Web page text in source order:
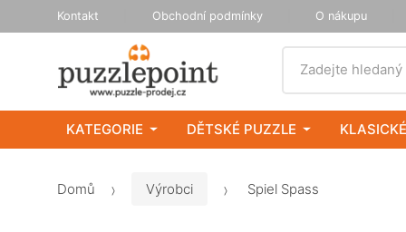
Kontakt Obchodní podmínky O nákupu
Zadejte hledaný
KATEGORIE DĚTSKÉ PUZZLE
Domů Výrobci Spiel Spass